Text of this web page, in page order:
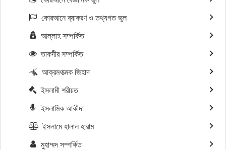
কোরআনে ব্যাকরণ ও তথ্যগত ভুল
আল্লাহ সম্পর্কিত
তাকদীর সম্পর্কিত
আক্রমণাত্মক জিহাদ
ইসলামী শরীয়ত
ইসলামিক আকীদা
ইসলামে হালাল হারাম
মুহাম্মদ সম্পর্কিত